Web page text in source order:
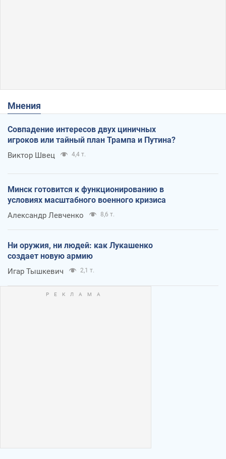
Мнения
Совпадение интересов двух циничных
игроков или тайный план Трампа и Путина?
Виктор Швец 4,4 т.
Минск готовится к функционированию в
условиях масштабного военного кризиса
Александр Левченко 8,6 т.
Ни оружия, ни людей: как Лукашенко
создает новую армию
Игар Тышкевич 2,1 т.